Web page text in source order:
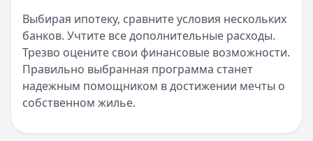
Выбирая ипотеку, сравните условия нескольких
банков. Учтите все дополнительные расходы.
Трезво оцените свои финансовые возможности.
Правильно выбранная программа станет
надежным помощником в достижении мечты о
собственном жилье.